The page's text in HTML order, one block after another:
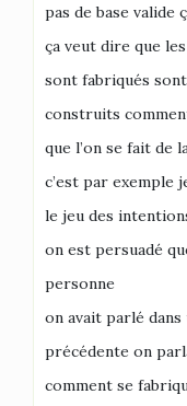
pas de base valide
ça veut dire que
sont fabriqués
construits
que l’on se fait de
c’est par
le jeu des
on est persuadé
personne
on avait parlé dans
précédente on
comment se